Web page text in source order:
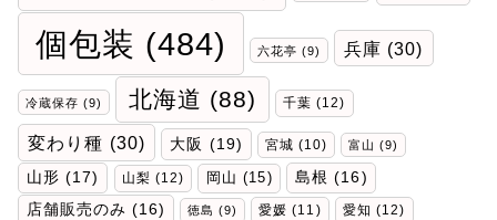
個包装 (484) 六花亭 (9) 兵庫 (30)
冷蔵保存 (9) 北海道 (88) 千葉 (12)
変わり種 (30) 大阪 (19) 宮城 (10) 富山 (9)
山形 (17) 山梨 (12) 岡山 (15) 島根 (16)
店舗販売のみ (16) 徳島 (9) 愛媛 (11) 愛知 (12)